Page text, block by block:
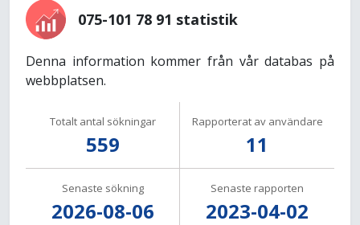
075-101 78 91 statistik
Denna information kommer från vår databas på
webbplatsen.
Totalt antal sökningar
559
Rapporterat av användare
11
Senaste sökning
2026-08-06
Senaste rapporten
2023-04-02